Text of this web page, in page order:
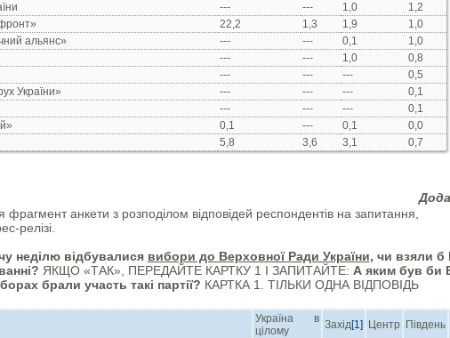
--- --- 1,0
1,2
22,2 1,3 1,9
1,0
альянс»
--- --- 0,1
1,0
--- --- 1,0
0,8
--- --- ---
0,5
України»
--- --- ---
0,1
--- --- ---
0,1
0,1 --- 0,1
0,0
5,8 3,6 3,1 0,7
Д
анкети з розподілом відповідей респондентів на запитання,
релізі.
неділю відбувалися вибори до Верховної Ради України, чи взяли б
ЯКЩО «ТАК», ПЕРЕДАЙТЕ КАРТКУ 1 І ЗАПИТАЙТЕ: А яким був би
брали участь такі партії? КАРТКА 1. ТІЛЬКИ ОДНА ВІДПОВІДЬ
Україна в
цілому
Захід[1] Центр Південь